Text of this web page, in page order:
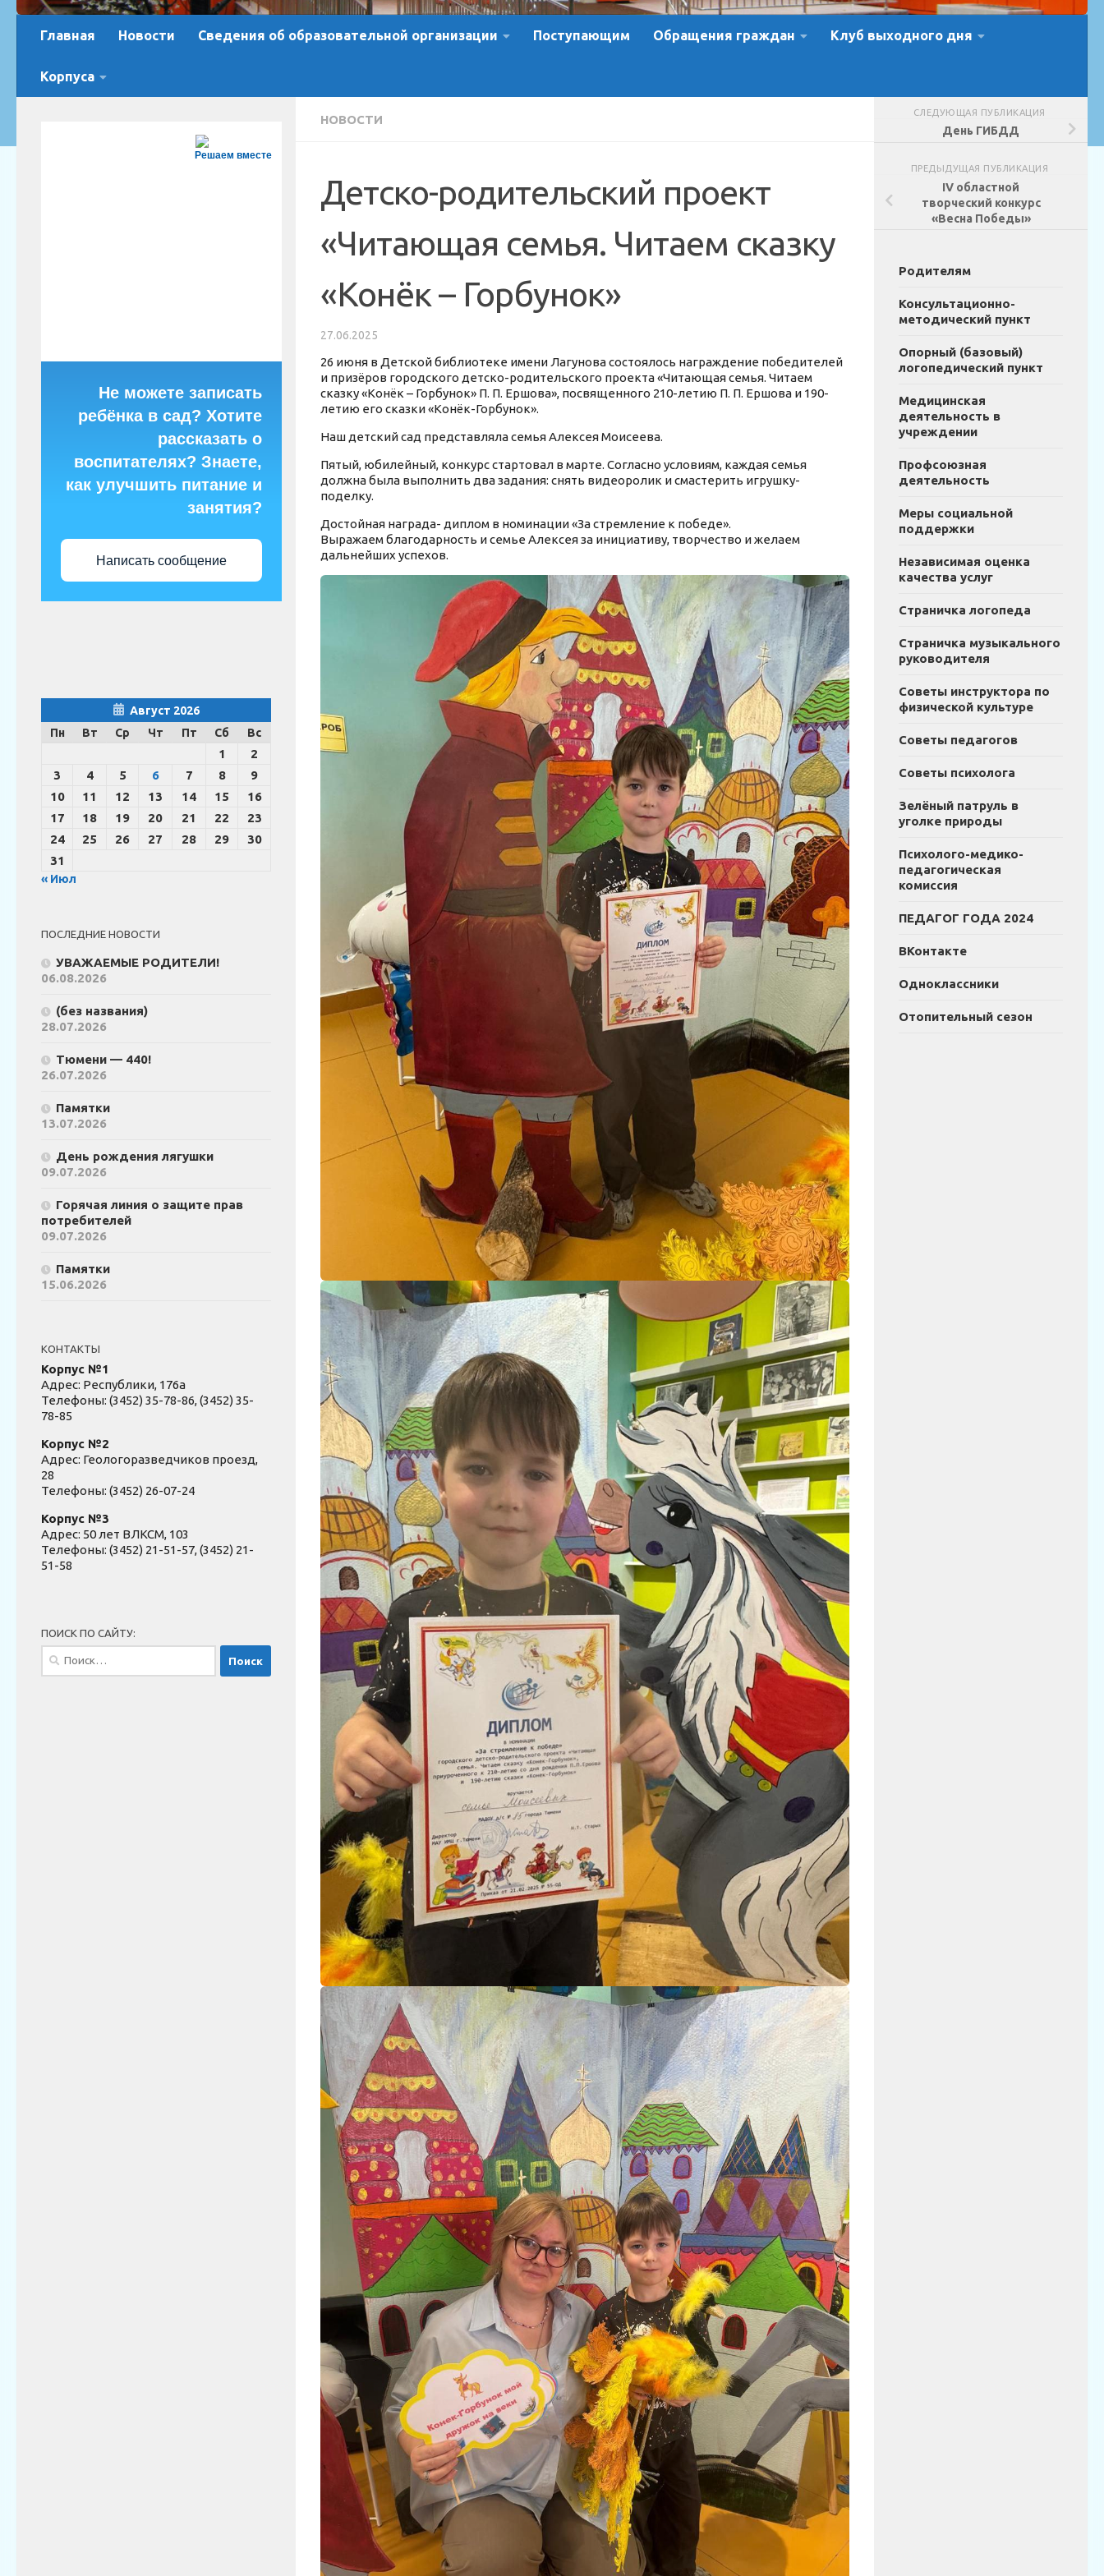
Главная Новости Сведения об образовательной организации Поступающим Обращения граждан Клуб выходного дня
Корпуса
НОВОСТИ
Детско-родительский проект
«Читающая семья. Читаем сказку
«Конёк – Горбунок»
27.06.2025
26 июня в Детской библиотеке имени Лагунова состоялось награждение победителей
и призёров городского детско-родительского проекта «Читающая семья. Читаем
сказку «Конёк – Горбунок» П. П. Ершова», посвященного 210-летию П. П. Ершова и 190-
летию его сказки «Конёк-Горбунок».
Наш детский сад представляла семья Алексея Моисеева.
Пятый, юбилейный, конкурс стартовал в марте. Согласно условиям, каждая семья
должна была выполнить два задания: снять видеоролик и смастерить игрушку-
поделку.
Достойная награда- диплом в номинации «За стремление к победе».
Выражаем благодарность и семье Алексея за инициативу, творчество и желаем
дальнейших успехов.
Решаем вместе
Не можете записать
ребёнка в сад? Хотите
рассказать о
воспитателях? Знаете,
как улучшить питание и
занятия?
Написать сообщение
Август 2026
Пн
Вт Ср Чт Пт Сб Вс
1
2
3
4 5 6 7 8
9
10
11 12 13 14 15
16
17
18 19 20 21 22
23
24
25 26 27 28 29
30
31
« Июл
ПОСЛЕДНИЕ НОВОСТИ
УВАЖАЕМЫЕ РОДИТЕЛИ!
06.08.2026
(без названия)
28.07.2026
Тюмени — 440!
26.07.2026
Памятки
13.07.2026
День рождения лягушки
09.07.2026
Горячая линия о защите прав
потребителей
09.07.2026
Памятки
15.06.2026
КОНТАКТЫ
Корпус №1
Адрес: Республики, 176а
Телефоны: (3452) 35-78-86, (3452) 35-
78-85
Корпус №2
Адрес: Геологоразведчиков проезд,
28
Телефоны: (3452) 26-07-24
Корпус №3
Адрес: 50 лет ВЛКСМ, 103
Телефоны: (3452) 21-51-57, (3452) 21-
51-58
ПОИСК ПО САЙТУ:
Найти:
СЛЕДУЮЩАЯ ПУБЛИКАЦИЯ
День ГИБДД
ПРЕДЫДУЩАЯ ПУБЛИКАЦИЯ
IV областной
творческий конкурс
«Весна Победы»
Родителям
Консультационно-
методический пункт
Опорный (базовый)
логопедический пункт
Медицинская
деятельность в
учреждении
Профсоюзная
деятельность
Меры социальной
поддержки
Независимая оценка
качества услуг
Страничка логопеда
Страничка музыкального
руководителя
Советы инструктора по
физической культуре
Советы педагогов
Советы психолога
Зелёный патруль в
уголке природы
Психолого-медико-
педагогическая
комиссия
ПЕДАГОГ ГОДА 2024
ВКонтакте
Одноклассники
Отопительный сезон